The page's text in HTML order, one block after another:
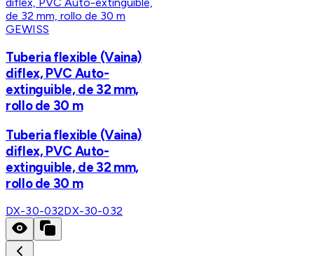
GEWISS
Tuberia flexible (Vaina)
diflex, PVC Auto-
extinguible, de 32 mm,
rollo de 30 m
Tuberia flexible (Vaina)
diflex, PVC Auto-
extinguible, de 32 mm,
rollo de 30 m
DX-30-032DX-30-032